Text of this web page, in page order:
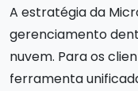
A estratégia da
gerenciamento
nuvem. Para os
ferramenta